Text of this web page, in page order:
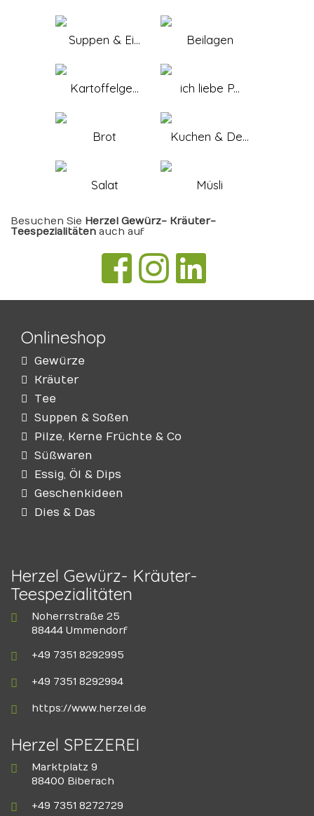
Suppen & Ei... Beilagen
Kartoffelge... ich liebe P...
Brot Kuchen & De...
Salat Müsli
Besuchen Sie Herzel Gewürz- Kräuter-
Teespezialitäten auch auf
Onlineshop
Gewürze
Kräuter
Tee
Suppen & Soßen
Pilze, Kerne Früchte & Co
Süßwaren
Essig, Öl & Dips
Geschenkideen
Dies & Das
Herzel Gewürz- Kräuter-
Teespezialitäten
Noherrstraße 25
88444 Ummendorf
+49 7351 8292995
+49 7351 8292994
https://www.herzel.de
Herzel SPEZEREI
Marktplatz 9
88400 Biberach
+49 7351 8272729